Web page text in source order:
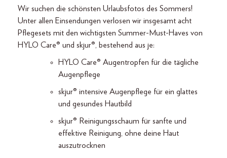
Wir suchen die schönsten Urlaubsfotos des Sommers!
Unter allen Einsendungen verlosen wir insgesamt acht
Pflegesets mit den wichtigsten Summer-Must-Haves von
HYLO Care® und skjur®, bestehend aus je:
HYLO Care® Augentropfen für die tägliche
Augenpflege
skjur® intensive Augenpflege für ein glattes
und gesundes Hautbild
skjur® Reinigungsschaum für sanfte und
effektive Reinigung, ohne deine Haut
auszutrocknen